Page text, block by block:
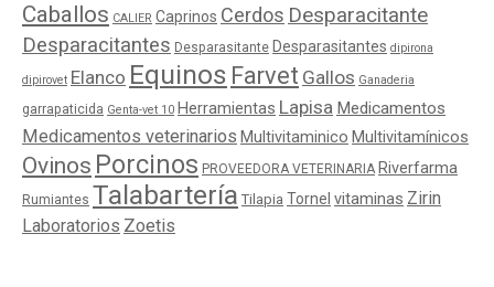
Caballos CALIER Caprinos Cerdos Desparacitante
Desparacitantes Desparasitante Desparasitantes dipirona
dipirovet Elanco Equinos Farvet Gallos Ganaderia
garrapaticida Genta-vet 10 Herramientas Lapisa Medicamentos
Medicamentos veterinarios Multivitaminico Multivitamínicos
Ovinos Porcinos PROVEEDORA VETERINARIA Riverfarma
Rumiantes Talabartería Tilapia Tornel vitaminas Zirin
Laboratorios Zoetis